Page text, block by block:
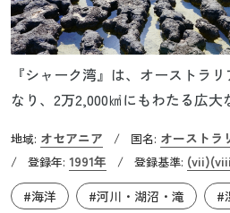
『シャーク湾』は、オーストラ
なり、2万2,000㎢にもわたる広
た海岸線が延び、内湾には干潟
は岩礁や断崖が広がっています。
の海草藻場が存在し、世界的に絶
地域: オセアニア / 国名: オーストラ
/ 登録年: 1991年 / 登録基準: (vii)
#海洋
#河川・湖沼・滝
#